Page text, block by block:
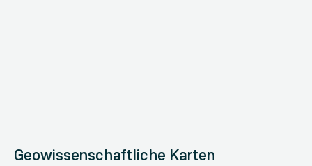
Geowissenschaftliche Karten